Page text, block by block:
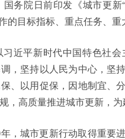
务院日前印发《城市更
的目标指标、重点任务、重
平新时代中国特色社会
，坚持以人民为中心，坚
、以用促保，因地制宜、
，高质量推进城市更新，为
城市更新行动取得重要